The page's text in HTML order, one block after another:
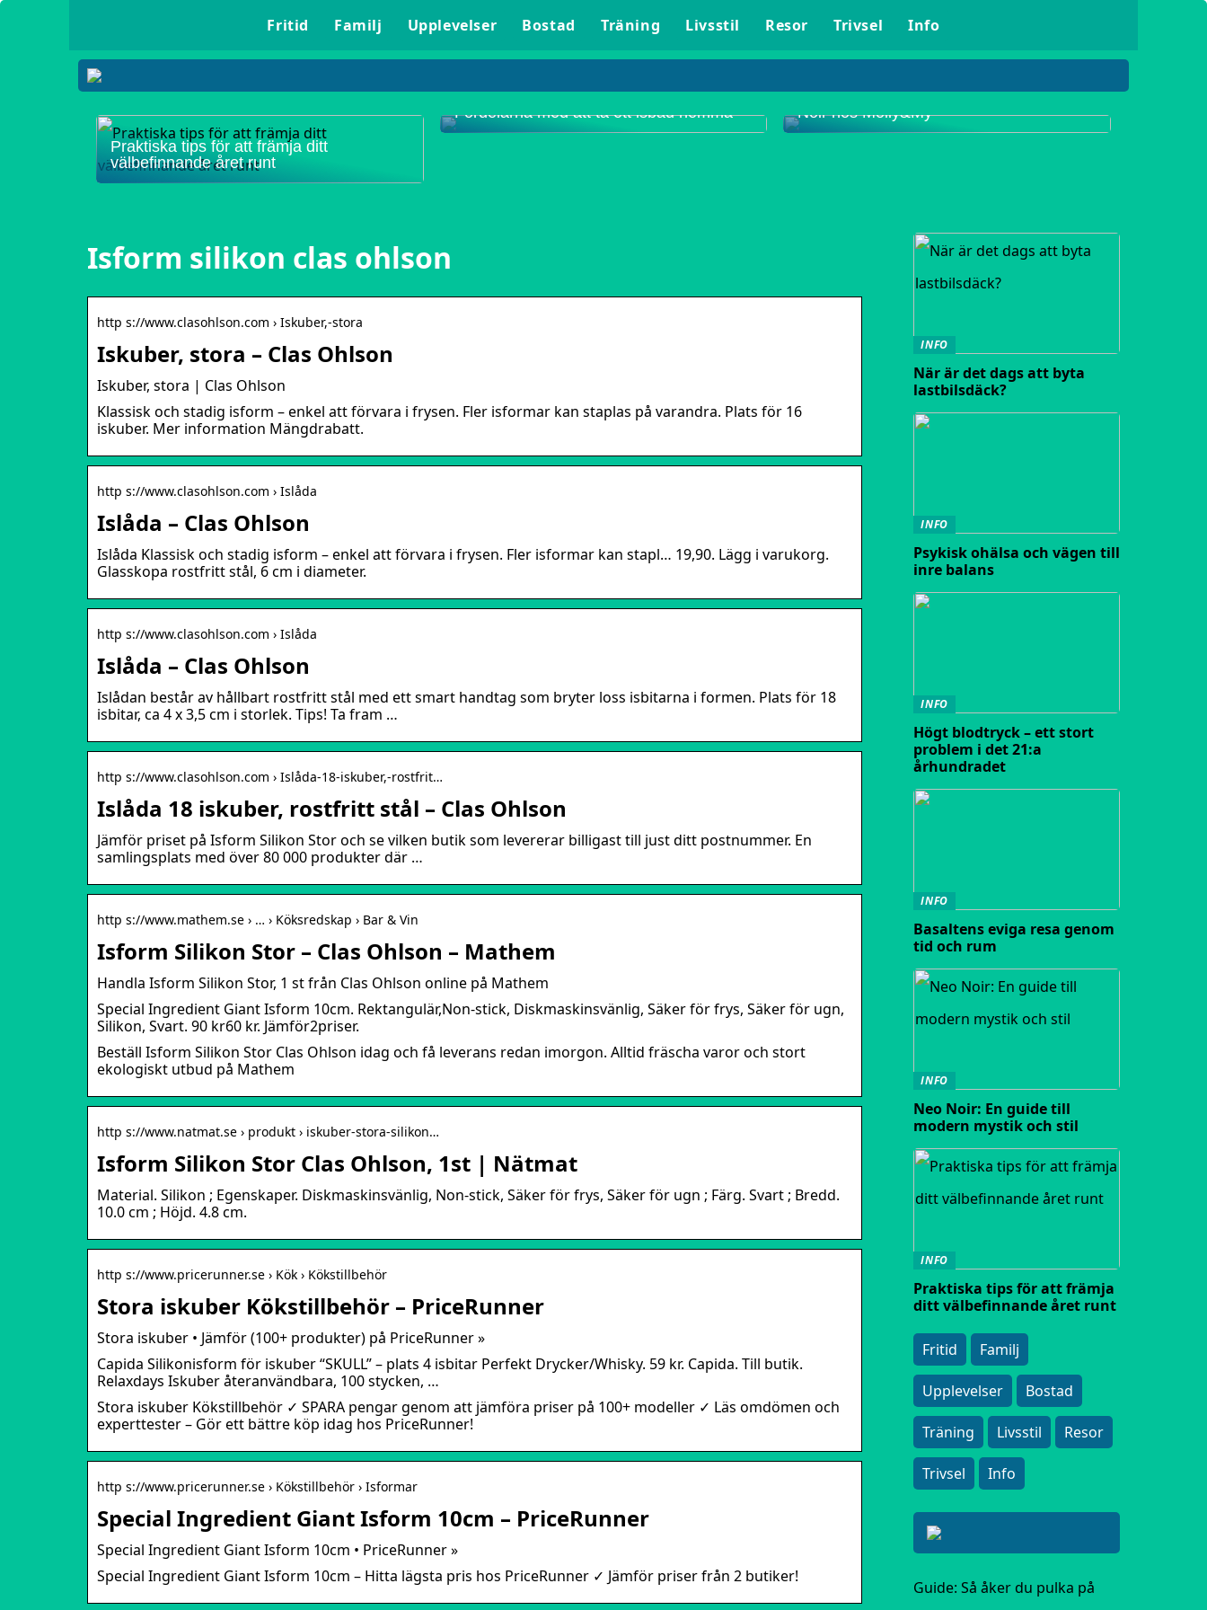
Fritid Familj Upplevelser Bostad Träning Livsstil Resor Trivsel Info
Praktiska tips för att främja ditt
välbefinnande året runt
Fördelarna med att ta ett isbad hemma
Upptäck det populära klädmärket Neo
Noir hos Molly&My
Isform silikon clas ohlson
http s://www.clasohlson.com › Iskuber,-stora
Iskuber, stora – Clas Ohlson
Iskuber, stora | Clas Ohlson
Klassisk och stadig isform – enkel att förvara i frysen. Fler isformar kan staplas på varandra. Plats för 16
iskuber. Mer information Mängdrabatt.
http s://www.clasohlson.com › Islåda
Islåda – Clas Ohlson
Islåda Klassisk och stadig isform – enkel att förvara i frysen. Fler isformar kan stapl… 19,90. Lägg i varukorg.
Glasskopa rostfritt stål, 6 cm i diameter.
http s://www.clasohlson.com › Islåda
Islåda – Clas Ohlson
Islådan består av hållbart rostfritt stål med ett smart handtag som bryter loss isbitarna i formen. Plats för 18
isbitar, ca 4 x 3,5 cm i storlek. Tips! Ta fram …
http s://www.clasohlson.com › Islåda-18-iskuber,-rostfrit…
Islåda 18 iskuber, rostfritt stål – Clas Ohlson
Jämför priset på Isform Silikon Stor och se vilken butik som levererar billigast till just ditt postnummer. En
samlingsplats med över 80 000 produkter där …
http s://www.mathem.se › … › Köksredskap › Bar & Vin
Isform Silikon Stor – Clas Ohlson – Mathem
Handla Isform Silikon Stor, 1 st från Clas Ohlson online på Mathem
Special Ingredient Giant Isform 10cm. Rektangulär,Non-stick, Diskmaskinsvänlig, Säker för frys, Säker för ugn,
Silikon, Svart. 90 kr60 kr. Jämför2priser.
Beställ Isform Silikon Stor Clas Ohlson idag och få leverans redan imorgon. Alltid fräscha varor och stort
ekologiskt utbud på Mathem
http s://www.natmat.se › produkt › iskuber-stora-silikon…
Isform Silikon Stor Clas Ohlson, 1st | Nätmat
Material. Silikon ; Egenskaper. Diskmaskinsvänlig, Non-stick, Säker för frys, Säker för ugn ; Färg. Svart ; Bredd.
10.0 cm ; Höjd. 4.8 cm.
http s://www.pricerunner.se › Kök › Kökstillbehör
Stora iskuber Kökstillbehör – PriceRunner
Stora iskuber • Jämför (100+ produkter) på PriceRunner »
Capida Silikonisform för iskuber “SKULL” – plats 4 isbitar Perfekt Drycker/Whisky. 59 kr. Capida. Till butik.
Relaxdays Iskuber återanvändbara, 100 stycken, …
Stora iskuber Kökstillbehör ✓ SPARA pengar genom att jämföra priser på 100+ modeller ✓ Läs omdömen och
experttester – Gör ett bättre köp idag hos PriceRunner!
http s://www.pricerunner.se › Kökstillbehör › Isformar
Special Ingredient Giant Isform 10cm – PriceRunner
Special Ingredient Giant Isform 10cm • PriceRunner »
Special Ingredient Giant Isform 10cm – Hitta lägsta pris hos PriceRunner ✓ Jämför priser från 2 butiker!
INFO
När är det dags att byta
lastbilsdäck?
INFO
Psykisk ohälsa och vägen till
inre balans
INFO
Högt blodtryck – ett stort
problem i det 21:a
århundradet
INFO
Basaltens eviga resa genom
tid och rum
INFO
Neo Noir: En guide till
modern mystik och stil
INFO
Praktiska tips för att främja
ditt välbefinnande året runt
Fritid Familj
Upplevelser Bostad
Träning Livsstil Resor
Trivsel Info
Guide: Så åker du pulka på